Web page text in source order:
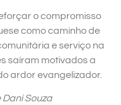
o compromisso
como caminho de
e serviço na
saíram motivados a
ardor evangelizador.
Souza